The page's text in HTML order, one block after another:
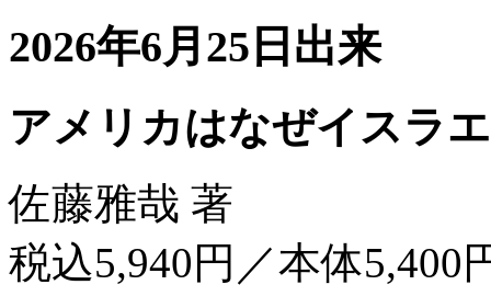
2026年6月25日出来
アメリカはなぜイスラ
佐藤雅哉 著
税込5,940円／本体5,400